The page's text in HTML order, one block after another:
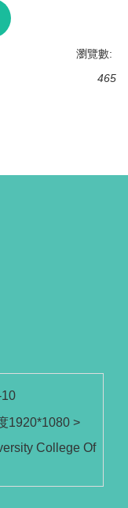
瀏覽數:
465
1920*1080 >
College Of